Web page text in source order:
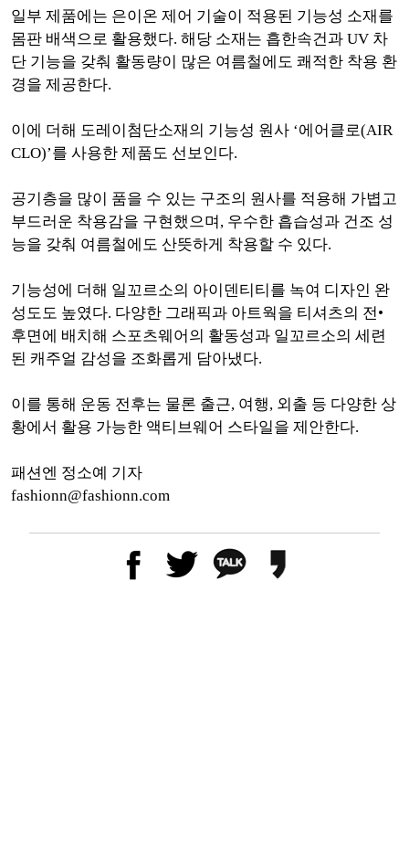
일부 제품에는 은이온 제어 기술이 적용된 기능성 소재를
몸판 배색으로 활용했다. 해당 소재는 흡한속건과 UV 차
단 기능을 갖춰 활동량이 많은 여름철에도 쾌적한 착용 환
경을 제공한다.
이에 더해 도레이첨단소재의 기능성 원사 ‘에어클로(AIR
CLO)’를 사용한 제품도 선보인다.
공기층을 많이 품을 수 있는 구조의 원사를 적용해 가볍고
부드러운 착용감을 구현했으며, 우수한 흡습성과 건조 성
능을 갖춰 여름철에도 산뜻하게 착용할 수 있다.
기능성에 더해 일꼬르소의 아이덴티티를 녹여 디자인 완
성도도 높였다. 다양한 그래픽과 아트웍을 티셔츠의 전•
후면에 배치해 스포츠웨어의 활동성과 일꼬르소의 세련
된 캐주얼 감성을 조화롭게 담아냈다.
이를 통해 운동 전후는 물론 출근, 여행, 외출 등 다양한 상
황에서 활용 가능한 액티브웨어 스타일을 제안한다.
패션엔 정소예 기자
fashionn@fashionn.com